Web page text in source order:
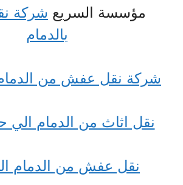
مؤسسة السريع شركة
بالدمام
شركة نقل عفش من الدمام
نقل اثاث من الدمام الي
نقل عفش من الدمام